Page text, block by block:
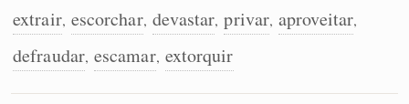
extrair, escorchar, devastar, privar, aproveitar,
defraudar, escamar, extorquir